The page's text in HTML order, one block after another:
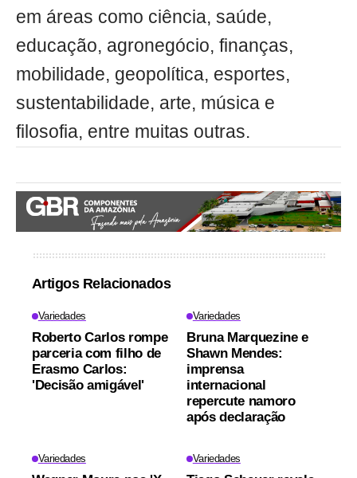
em áreas como ciência, saúde,
educação, agronegócio, finanças,
mobilidade, geopolítica, esportes,
sustentabilidade, arte, música e
filosofia, entre muitas outras.
Artigos Relacionados
Variedades
Roberto Carlos rompe
parceria com filho de
Erasmo Carlos:
'Decisão amigável'
Variedades
Bruna Marquezine e
Shawn Mendes:
imprensa
internacional
repercute namoro
após declaração
Variedades Variedades